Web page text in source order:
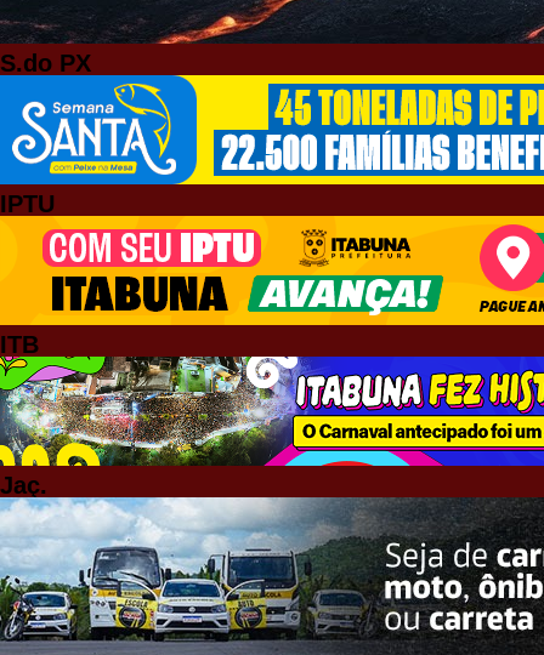
S.do PX
IPTU
ITB
Jaç.